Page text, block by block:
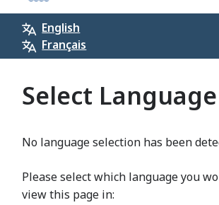
English
Français
Select Language
No language selection has been
Please select which language you
view this page in: